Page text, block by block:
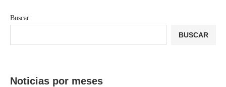
Buscar
BUSCAR
Noticias por meses